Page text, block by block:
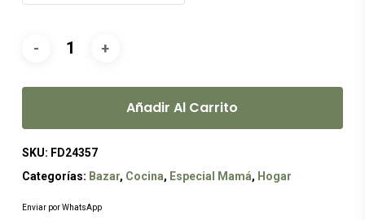
Añadir Al Carrito
SKU: FD24357
Categorías: Bazar, Cocina, Especial Mamá, Hogar
Enviar por WhatsApp